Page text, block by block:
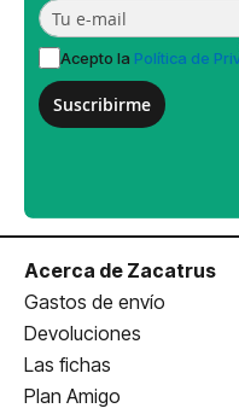
Acepto la Política de
Suscribirme
Acerca de Zacatrus
Gastos de envío
Devoluciones
Las fichas
Plan Amigo